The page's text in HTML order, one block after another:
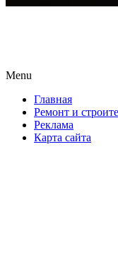
Menu
content
Главная
Ремонт и
Реклама
Карта сайта